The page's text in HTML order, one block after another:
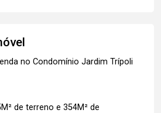
no Condomínio Jardim Trípoli
de terreno e 354M² de